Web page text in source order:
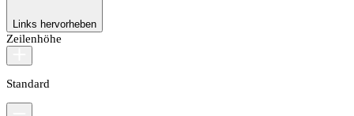
Links hervorheben
Zeilenhöhe
Standard